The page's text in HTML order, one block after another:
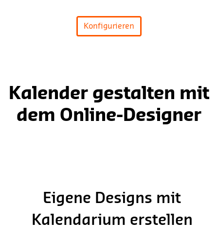
Konfigurieren
Kalender gestalten mit
dem Online-Designer
Eigene Designs mit
Kalendarium erstellen